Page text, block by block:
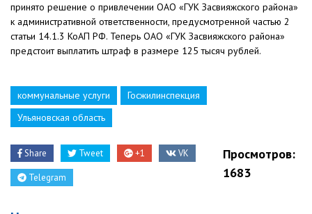
принято решение о привлечении ОАО «ГУК Засвияжского района»
к административной ответственности, предусмотренной частью 2
статьи 14.1.3 КоАП РФ. Теперь ОАО «ГУК Засвияжского района»
предстоит выплатить штраф в размере 125 тысяч рублей.
коммунальные услуги
Госжилинспекция
Ульяновская область
Share Tweet +1 VK
Telegram
Просмотров:
1683